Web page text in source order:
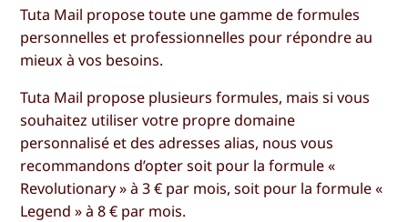
Tuta Mail propose toute une gamme de formules
personnelles et professionnelles pour répondre au
mieux à vos besoins.
Tuta Mail propose plusieurs formules, mais si vous
souhaitez utiliser votre propre domaine
personnalisé et des adresses alias, nous vous
recommandons d’opter soit pour la formule «
Revolutionary » à 3 € par mois, soit pour la formule «
Legend » à 8 € par mois.